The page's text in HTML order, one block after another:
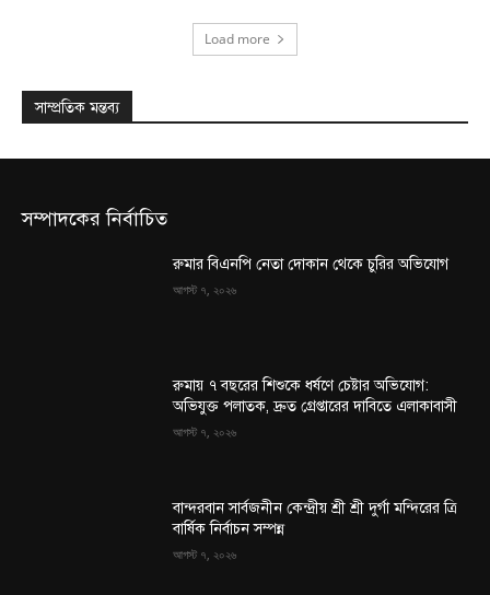
Load more
সাম্প্রতিক মন্তব্য
সম্পাদকের নির্বাচিত
রুমার বিএনপি নেতা দোকান থেকে চুরির অভিযোগ
আগস্ট ৭, ২০২৬
রুমায় ৭ বছরের শিশুকে ধর্ষণে চেষ্টার অভিযোগ:
অভিযুক্ত পলাতক, দ্রুত গ্রেপ্তারের দাবিতে এলাকাবাসী
আগস্ট ৭, ২০২৬
বান্দরবান সার্বজনীন কেন্দ্রীয় শ্রী শ্রী দুর্গা মন্দিরের ত্রি
বার্ষিক নির্বাচন সম্পন্ন
আগস্ট ৭, ২০২৬